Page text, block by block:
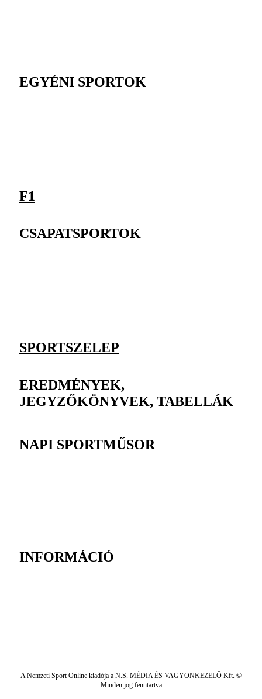
EGYÉNI SPORTOK
F1
CSAPATSPORTOK
SPORTSZELEP
EREDMÉNYEK,
JEGYZŐKÖNYVEK, TABELLÁK
NAPI SPORTMŰSOR
INFORMÁCIÓ
A Nemzeti Sport Online kiadója a N.S. MÉDIA ÉS VAGYONKEZELŐ Kft. ©
Minden jog fenntartva